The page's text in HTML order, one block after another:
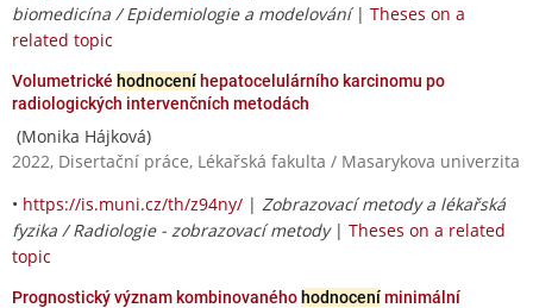
biomedicína / Epidemiologie a modelování| Theses on a
related topic
Volumetrické hodnocení hepatocelulárního karcinomu po
radiologických intervenčních metodách
(Monika Hájková)
2022, Disertační práce, Lékařská fakulta / Masarykova univerzita
• https://is.muni.cz/th/z94ny/ | Zobrazovací metody a lékařská
fyzika / Radiologie - zobrazovací metody| Theses on a related
topic
Prognostický význam kombinovaného hodnoceníminimální